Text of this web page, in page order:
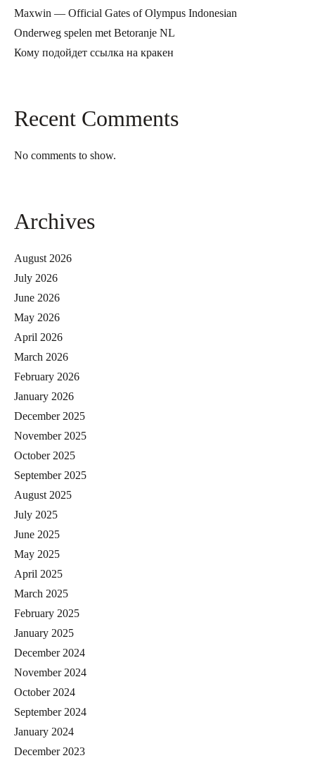
Maxwin — Official Gates of Olympus Indonesian
Onderweg spelen met Betoranje NL
Кому подойдет ссылка на кракен
Recent Comments
No comments to show.
Archives
August 2026
July 2026
June 2026
May 2026
April 2026
March 2026
February 2026
January 2026
December 2025
November 2025
October 2025
September 2025
August 2025
July 2025
June 2025
May 2025
April 2025
March 2025
February 2025
January 2025
December 2024
November 2024
October 2024
September 2024
January 2024
December 2023